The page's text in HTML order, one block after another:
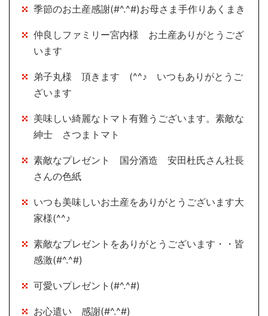
季節のお土産感謝(#^.^#)お母さま手作りあくまき
仲良しファミリー宮内様 お土産ありがとうござ
います
弟子丸様 頂きます (^^♪ いつもありがとうご
ざいます
美味しい綺麗なトマト有難うございます。素敵な
紳士 さつまトマト
素敵なプレゼント 国分酒造 安田杜氏さん社長
さんの色紙
いつも美味しいお土産をありがとうございます大
家様(^^♪
素敵なプレゼントをありがとうございます・・皆
感激(#^.^#)
可愛いプレゼント(#^.^#)
お心遣い 感謝(#^.^#)